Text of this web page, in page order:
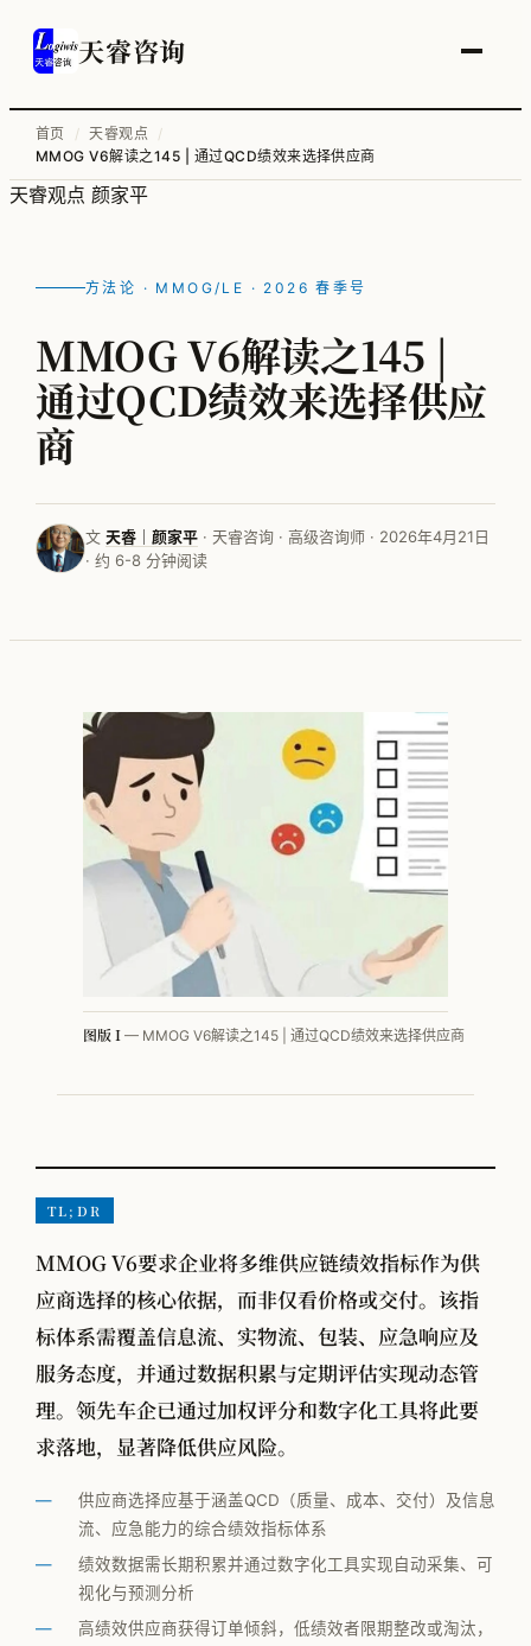
天睿咨询
信息化顶层规划
物流培训
全部案例
按行业看 · 家电
按行业看 · 快销品
按行业看 · MMOG
按行业看 · 工程机械
按行业看 · 汽车零部件
方法论体系总览
PFEP
全部观点
供应链管理
MMOG/LE
学术发表
物流咨询公司怎么选
公司简介
首页 / 天睿观点
/
MMOG V6解读之145 | 通过QCD绩效来选择供应商
天睿观点 颜家平
方法论 · MMOG/LE · 2026 春季号
MMOG V6解读之145 |
通过QCD绩效来选择供应
商
文 天睿｜颜家平 · 天睿咨询 · 高级咨询师 · 2026年4月21日
· 约 6-8 分钟阅读
图版 I — MMOG V6解读之145 | 通过QCD绩效来选择供应商
TL;DR
MMOG V6要求企业将多维供应链绩效指标作为供
应商选择的核心依据，而非仅看价格或交付。该指
标体系需覆盖信息流、实物流、包装、应急响应及
服务态度，并通过数据积累与定期评估实现动态管
理。领先车企已通过加权评分和数字化工具将此要
求落地，显著降低供应风险。
供应商选择应基于涵盖QCD（质量、成本、交付）及信息
流、应急能力的综合绩效指标体系
绩效数据需长期积累并通过数字化工具实现自动采集、可
视化与预测分析
高绩效供应商获得订单倾斜，低绩效者限期整改或淘汰，